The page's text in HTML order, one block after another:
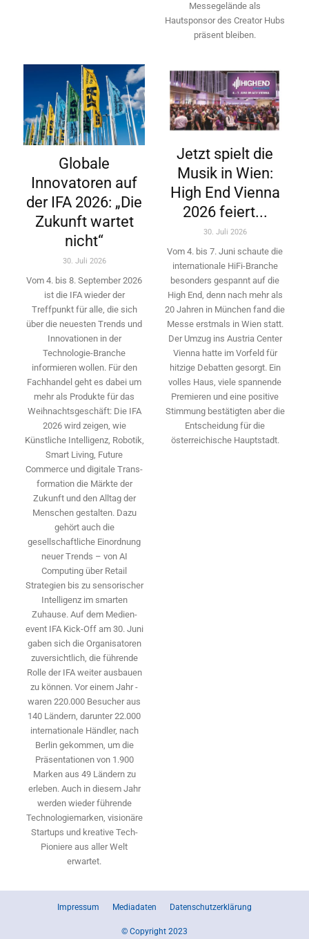
Messegelände als
Hautsponsor des Creator Hubs
präsent bleiben.
Globale
Innovatoren auf
der IFA 2026: „Die
Zukunft wartet
nicht“
30. Juli 2026
Vom 4. bis 8. September 2026
ist die IFA wieder der
Treffpunkt für alle, die sich
über die neuesten Trends und
Innovationen in der
Technologie-­Branche
informieren wollen. Für den
Fachhandel geht es dabei um
mehr als Produkte für das
Weihnachtsgeschäft: Die IFA
2026 wird ­zeigen, wie
Künstliche Intelligenz, Robotik,
Smart Living, Future
Commerce und digitale Trans­
formation die Märkte der
Zukunft und den Alltag der
Menschen gestalten. Dazu
gehört auch die
gesellschaftliche Einordnung
neuer Trends – von AI
Computing über Retail
Strategien bis zu sensorischer
Intelligenz im smarten
Zuhause. Auf dem Medien­
event IFA Kick-Off am 30. Juni
gaben sich die Organisatoren
zuversichtlich, die führende
Rolle der IFA weiter ausbauen
zu können. Vor einem Jahr ­
waren 220.000 Besucher aus
140 ­Ländern, ­darunter 22.000
internationale Händler, nach
Berlin gekommen, um die
Präsen­tationen von 1.900
Marken aus 49 Ländern zu
erleben. Auch in diesem Jahr
werden wieder führende
Technologiemarken, visionäre
Startups und ­kreative Tech-
Pioniere aus aller Welt
erwartet.
Jetzt spielt die
Musik in Wien:
High End Vienna
2026 feiert...
30. Juli 2026
Vom 4. bis 7. Juni schaute die
internationale HiFi-Branche
besonders gespannt auf die
High End, denn nach mehr als
20 Jahren in München fand die
Messe erstmals in Wien statt.
Der Umzug ins Austria Center
Vienna hatte im Vorfeld für
hitzige Debatten gesorgt. Ein
volles Haus, viele spannende
Premieren und eine positive
Stimmung bestätigten aber die
Entscheidung für die
österreichische Hauptstadt.
Impressum Mediadaten Datenschutzerklärung
© Copyright 2023